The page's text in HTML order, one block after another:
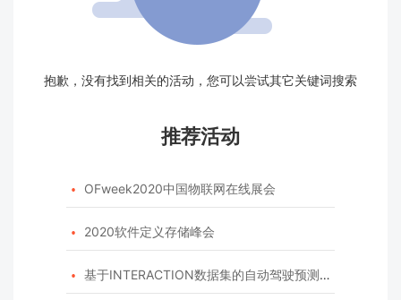
抱歉，没有找到相关的活动，您可以尝试其它关键词搜索
推荐活动
 OFweek2020中国物联网在线展会
 2020软件定义存储峰会
 基于INTERACTION数据集的自动驾驶预测模型挑战赛